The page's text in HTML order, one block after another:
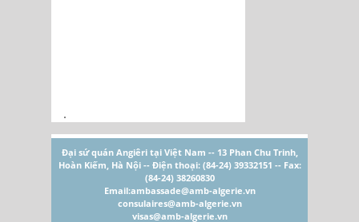
.
Đại sứ quán Angiêri tại Việt Nam -- 13 Phan Chu Trinh,
Hoàn Kiếm, Hà Nội -- Điện thoại: (84-24) 39332151 -- Fax:
(84-24) 38260830
Email:ambassade@amb-algerie.vn
consulaires@amb-algerie.vn
visas@amb-algerie.vn